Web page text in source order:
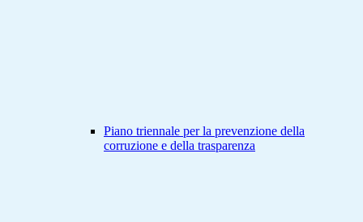
Piano triennale per la prevenzione della
corruzione e della trasparenza